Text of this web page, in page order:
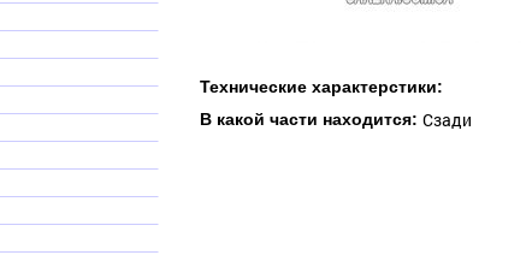
Технические характерстики:
В какой части находится: Сзади